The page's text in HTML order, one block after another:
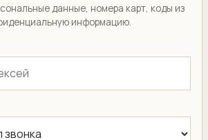
данные, номера карт, коды из
информацию.